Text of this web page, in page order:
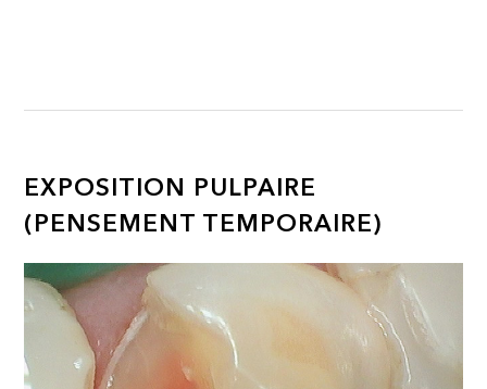
EXPOSITION PULPAIRE
(PENSEMENT TEMPORAIRE)